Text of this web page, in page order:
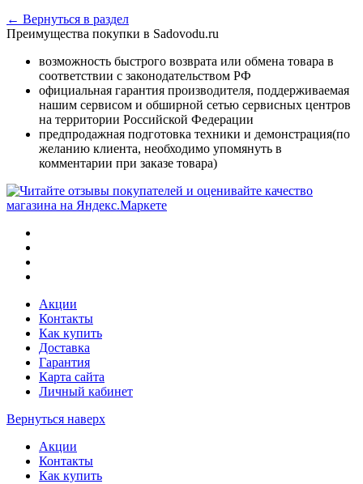
← Вернуться в раздел
Преимущества покупки в Sadovodu.ru
возможность быстрого возврата или обмена товара в
соответствии с законодательством РФ
официальная гарантия производителя, поддерживаемая
нашим сервисом и обширной сетью сервисных центров
на территории Российской Федерации
предпродажная подготовка техники и демонстрация(по
желанию клиента, необходимо упомянуть в
комментарии при заказе товара)
Акции
Контакты
Как купить
Доставка
Гарантия
Карта сайта
Личный кабинет
Вернуться наверх
Акции
Контакты
Как купить